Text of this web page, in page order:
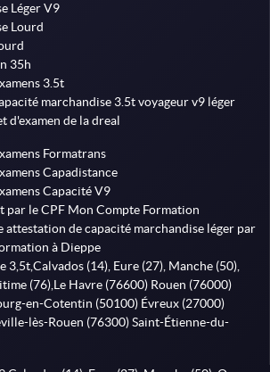
Léger V9
Lourd
35h
3.5t
marchandise 3.5t voyageur v9 léger
d'examen de la dreal
Formatrans
Capadistance
Capacité V9
par le CPF Mon Compte Formation
attestation de capacité marchandise léger par
à Dieppe
3,5t,Calvados (14), Eure (27), Manche (50),
(76),Le Havre (76600) Rouen (76000)
en-Cotentin (50100) Évreux (27000)
lès-Rouen (76300) Saint-Étienne-du-